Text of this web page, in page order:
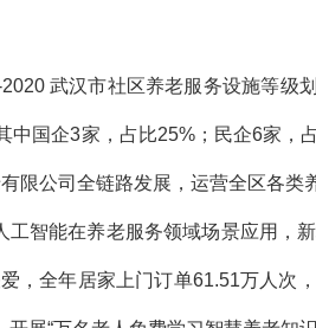
武汉市社区养老服务设施等级
中国企3家，占比25%；民企6家
限公司全链路发展，运营全区各类
工智能在养老服务领域场景应用，
，全年居家上门订单61.51万人次